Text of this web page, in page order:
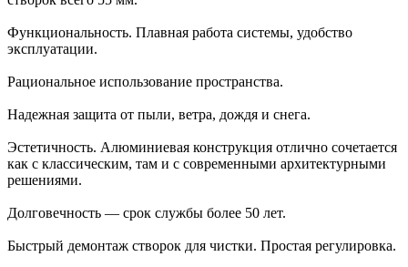
Функциональность. Плавная работа системы, удобство
эксплуатации.
Рациональное использование пространства.
Надежная защита от пыли, ветра, дождя и снега.
Эстетичность. Алюминиевая конструкция отлично сочетается
как с классическим, там и с современными архитектурными
решениями.
Долговечность — срок службы более 50 лет.
Быстрый демонтаж створок для чистки. Простая регулировка.